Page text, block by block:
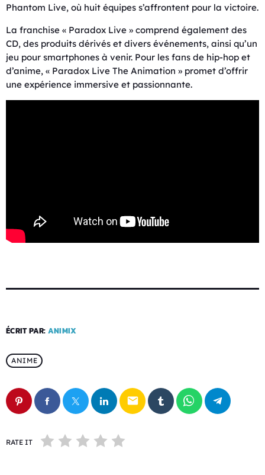
Phantom Live, où huit équipes s’affrontent pour la victoire.
La franchise « Paradox Live » comprend également des
CD, des produits dérivés et divers événements, ainsi qu’un
jeu pour smartphones à venir. Pour les fans de hip-hop et
d’anime, « Paradox Live The Animation » promet d’offrir
une expérience immersive et passionnante.
ÉCRIT PAR: ANIMIX
ANIME
email
RATE IT